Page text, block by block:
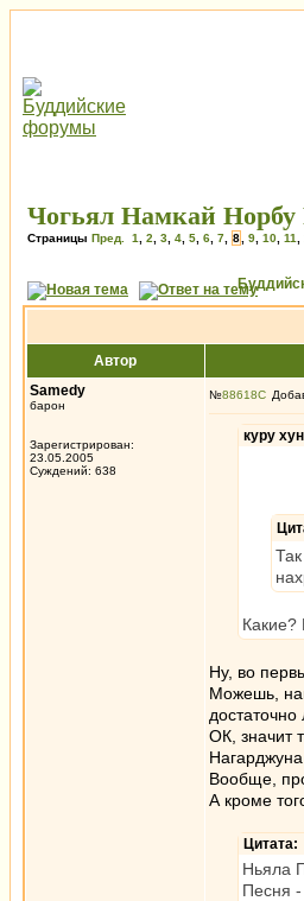
Чогьял Намкай Норбу
Страницы Пред. 1 2 3 4 5 6 7 8 9 10 11
Автор
Samedy
барон
Зарегистрирован:
23.05.2005
Суждений: 638
№88618
куру
Какие?
Ну, во
Можешь,
достаточно
ОК, значит
Вообще,
А кроме
Цитата:
Ньяла
Песня -